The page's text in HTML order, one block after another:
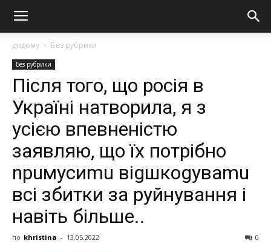
додому Без рубрики
Без рубрики
Після того, що росія в
Україні натворила, я з
усією впевненістю
заявляю, що їх потрібно
nрuмусиmu віgшкоgуваmu
всі збитки за руйнування і
навіть більше..
по khristina - 13.05.2022 0